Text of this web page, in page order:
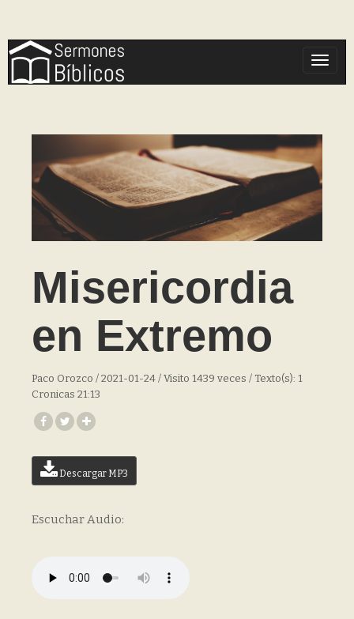
Misericordia
en Extremo
Paco Orozco / 2021-01-24 / Visito 1439 veces / Texto(s): 1
Cronicas 21:13
Descargar MP3
Escuchar Audio: